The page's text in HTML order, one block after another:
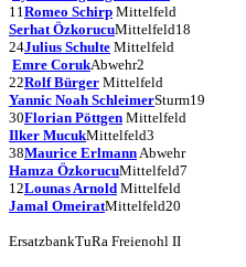
11Romeo Schirp Mittelfeld
Serhat ÖzkorucuMittelfeld18
24Julius Schulte Mittelfeld
Emre CorukAbwehr2
22Rolf Bürger Mittelfeld
Yannic Noah SchleimerSturm19
30Florian Pöttgen Mittelfeld
Ilker MucukMittelfeld3
38Maurice ErlmannAbwehr
Hamza ÖzkorucuMittelfeld7
12Lounas Arnold Mittelfeld
Jamal OmeiratMittelfeld20
ErsatzbankTuRa Freienohl II